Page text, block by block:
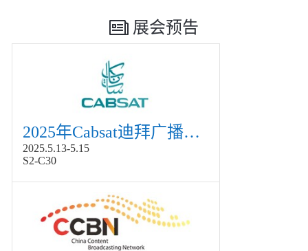
展会预告
2025年Cabsat迪拜广播电视展
2025.5.13-5.15
S2-C30